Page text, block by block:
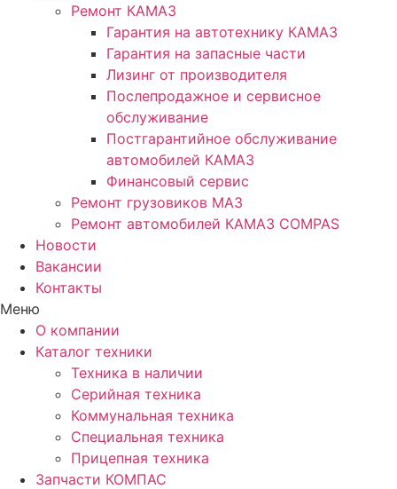
Ремонт КАМАЗ
Гарантия на автотехнику КАМАЗ
Гарантия на запасные части
Лизинг от производителя
Послепродажное и сервисное
обслуживание
Постгарантийное обслуживание
автомобилей КАМАЗ
Финансовый сервис
Ремонт грузовиков МАЗ
Ремонт автомобилей КАМАЗ COMPAS
Новости
Вакансии
Контакты
Меню
О компании
Каталог техники
Техника в наличии
Серийная техника
Коммунальная техника
Специальная техника
Прицепная техника
Запчасти КОМПАС